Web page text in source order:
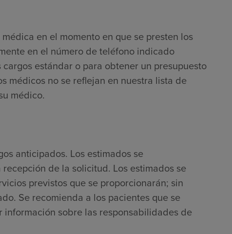
en el momento en que se presten los
en el número de teléfono indicado
estándar o para obtener un presupuesto
médicos no se reflejan en nuestra lista de
médico.
anticipados. Los estimados se
de la solicitud. Los estimados se
previstos que se proporcionarán; sin
Se recomienda a los pacientes que se
sobre las responsabilidades de